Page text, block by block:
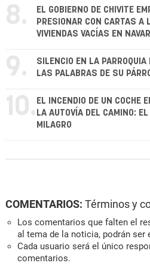
8.
EL GOBIERNO DE CHIVITE
PRESIONAR CON CARTAS A
VIVIENDAS VACÍAS EN
9.
SILENCIO EN LA
LAS PALABRAS DE SU
10. EL INCENDIO DE UN COCHE
LA AUTOVÍA DEL CAMINO:
MILAGRO
COMENTARIOS: Términos y
Los comentarios que falten el
al tema de la noticia, podrán ser
Cada usuario será el único
comentarios.